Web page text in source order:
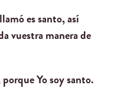
es santo, así
vuestra manera de
Yo soy santo.